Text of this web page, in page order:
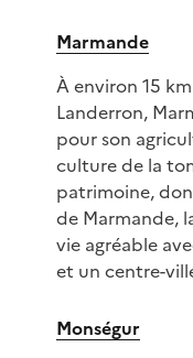
Marmande
À environ 15
Landerron,
pour son
culture de la
patrimoine,
de Marmande,
vie agréable
et un centre-
Monségur